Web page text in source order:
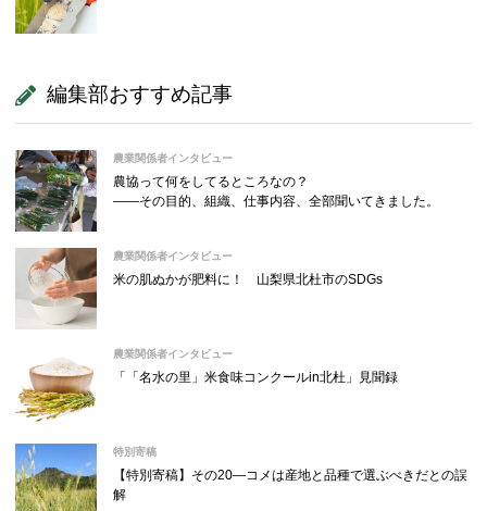
編集部おすすめ記事
農業関係者インタビュー
農協って何をしてるところなの？
――その目的、組織、仕事内容、全部聞いてきました。
農業関係者インタビュー
米の肌ぬかが肥料に！ 山梨県北杜市のSDGs
農業関係者インタビュー
「「名水の里」米食味コンクールin北杜」見聞録
特別寄稿
【特別寄稿】その20―コメは産地と品種で選ぶべきだとの誤
解